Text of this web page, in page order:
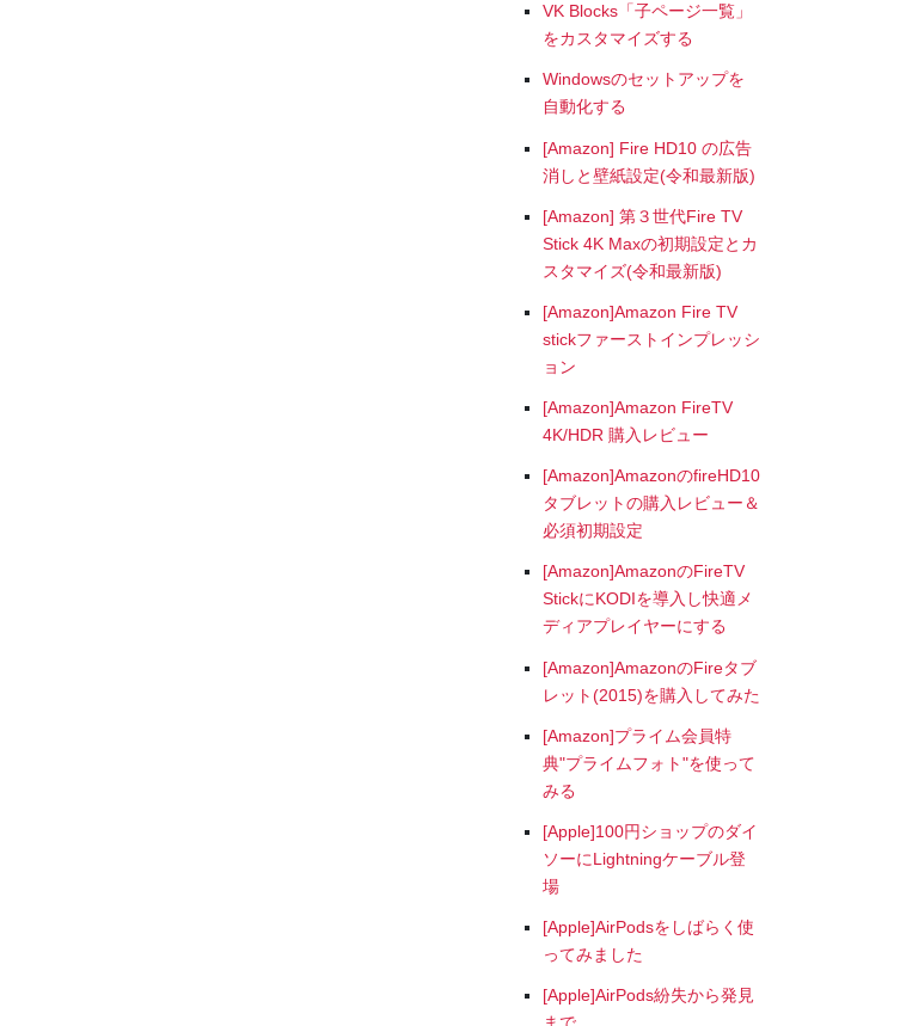
VK Blocks「子ページ一覧」
をカスタマイズする
Windowsのセットアップを
自動化する
[Amazon] Fire HD10 の広告
消しと壁紙設定(令和最新版)
[Amazon] 第３世代Fire TV
Stick 4K Maxの初期設定とカ
スタマイズ(令和最新版)
[Amazon]Amazon Fire TV
stickファーストインプレッシ
ョン
[Amazon]Amazon FireTV
4K/HDR 購入レビュー
[Amazon]AmazonのfireHD10
タブレットの購入レビュー＆
必須初期設定
[Amazon]AmazonのFireTV
StickにKODIを導入し快適メ
ディアプレイヤーにする
[Amazon]AmazonのFireタブ
レット(2015)を購入してみた
[Amazon]プライム会員特
典"プライムフォト"を使って
みる
[Apple]100円ショップのダイ
ソーにLightningケーブル登
場
[Apple]AirPodsをしばらく使
ってみました
[Apple]AirPods紛失から発見